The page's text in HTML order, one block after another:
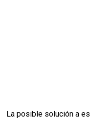
La posible solución a